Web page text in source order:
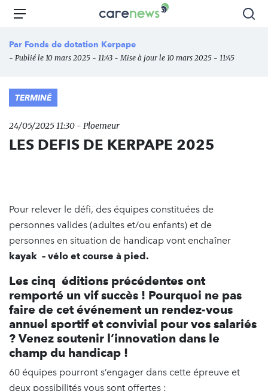
Aller
principal
Carenews,
média
des
Menu
Par Fonds de dotation Kerpape
- Publié le 10 mars 2025 - 11:43 - Mise à jour le 10 mars 2025 - 11:45
TERMINÉ
24/05/2025 11:30 - Ploemeur
LES DEFIS DE KERPAPE 2025
Pour relever le défi, des équipes constituées de
personnes valides (adultes et/ou enfants) et de
personnes en situation de handicap vont enchaîner
kayak – vélo et course à pied.
Les cinq éditions précédentes ont
remporté un vif succès ! Pourquoi ne pas
faire de cet événement un rendez-vous
annuel sportif et convivial pour vos salariés
? Venez soutenir l’innovation dans le
champ du handicap !
60 équipes pourront s’engager dans cette épreuve et
deux possibilités vous sont offertes :